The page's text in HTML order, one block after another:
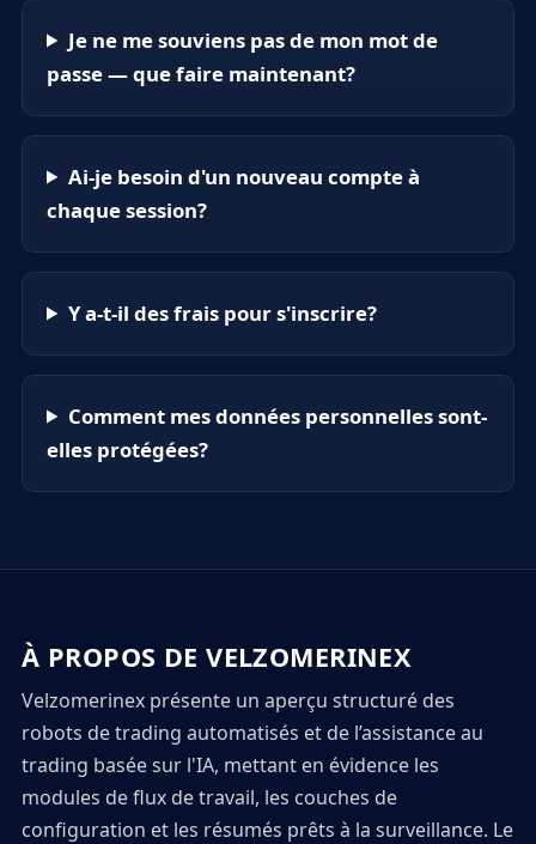
Je ne me souviens pas de mon mot de
passe — que faire maintenant?
Ai-je besoin d'un nouveau compte à
chaque session?
Y a-t-il des frais pour s'inscrire?
Comment mes données personnelles sont-
elles protégées?
À PROPOS DE VELZOMERINEX
Velzomerinex présente un aperçu structuré des
robots de trading automatisés et de l’assistance au
trading basée sur l'IA, mettant en évidence les
modules de flux de travail, les couches de
configuration et les résumés prêts à la surveillance. Le